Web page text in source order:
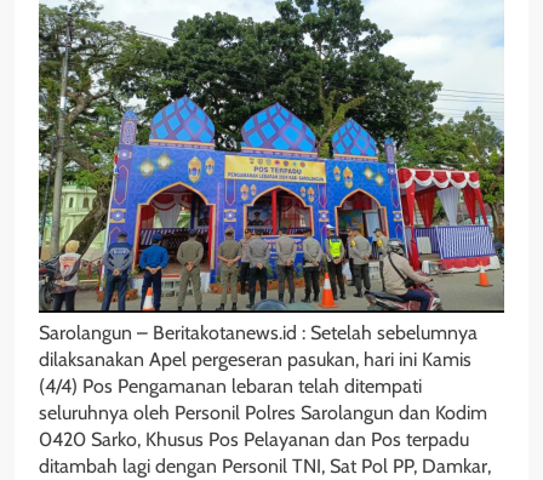
Sarolangun – Beritakotanews.id : Setelah sebelumnya
dilaksanakan Apel pergeseran pasukan, hari ini Kamis
(4/4) Pos Pengamanan lebaran telah ditempati
seluruhnya oleh Personil Polres Sarolangun dan Kodim
0420 Sarko, Khusus Pos Pelayanan dan Pos terpadu
ditambah lagi dengan Personil TNI, Sat Pol PP, Damkar,